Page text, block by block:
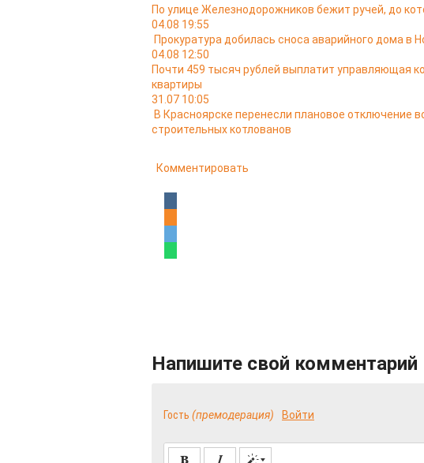
По улице Железнодорожников бежит ручей, до
04.08 19:55
Прокуратура добилась сноса аварийного дома в
04.08 12:50
Почти 459 тысяч рублей выплатит управляющая
квартиры
31.07 10:05
В Красноярске перенесли плановое отключение
строительных котлованов
Комментировать
Напишите свой комментарий
Гость (премодерация) Войти